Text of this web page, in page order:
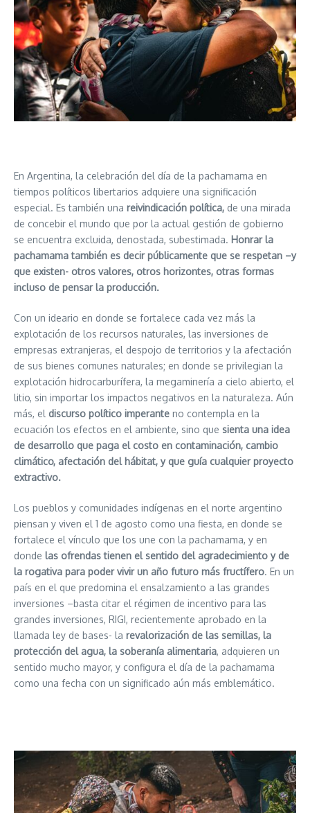
En Argentina, la celebración del día de la pachamama en
tiempos políticos libertarios adquiere una significación
especial. Es también una reivindicación política, de una mirada
de concebir el mundo que por la actual gestión de gobierno
se encuentra excluida, denostada, subestimada. Honrar la
pachamama también es decir públicamente que se respetan –y
que existen- otros valores, otros horizontes, otras formas
incluso de pensar la producción.
Con un ideario en donde se fortalece cada vez más la
explotación de los recursos naturales, las inversiones de
empresas extranjeras, el despojo de territorios y la afectación
de sus bienes comunes naturales; en donde se privilegian la
explotación hidrocarburífera, la megaminería a cielo abierto, el
litio, sin importar los impactos negativos en la naturaleza. Aún
más, el discurso político imperante no contempla en la
ecuación los efectos en el ambiente, sino que sienta una idea
de desarrollo que paga el costo en contaminación, cambio
climático, afectación del hábitat, y que guía cualquier proyecto
extractivo.
Los pueblos y comunidades indígenas en el norte argentino
piensan y viven el 1 de agosto como una fiesta, en donde se
fortalece el vínculo que los une con la pachamama, y en
donde las ofrendas tienen el sentido del agradecimiento y de
la rogativa para poder vivir un año futuro más fructífero. En un
país en el que predomina el ensalzamiento a las grandes
inversiones –basta citar el régimen de incentivo para las
grandes inversiones, RIGI, recientemente aprobado en la
llamada ley de bases- la revalorización de las semillas, la
protección del agua, la soberanía alimentaria, adquieren un
sentido mucho mayor, y configura el día de la pachamama
como una fecha con un significado aún más emblemático.